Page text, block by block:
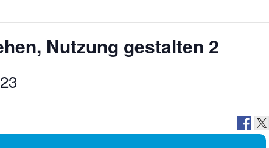
Nutzung gestalten 2